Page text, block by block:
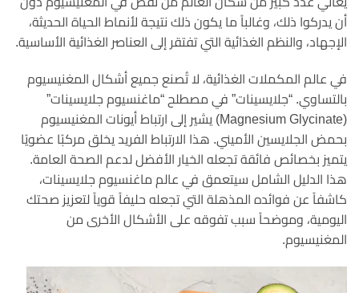
أن يدركوا ذلك، وغالباً ما يكون ذلك نتيجة لأنماط الحياة الحديثة،
الإجهاد، والنظم الغذائية التي تفتقر إلى العناصر الغذائية الأساسية.
في عالم المكملات الغذائية، لا تُصنع جميع أشكال المغنيسيوم
بالتساوي. “جلايسينات” في مصطلح “ماغنسيوم جلايسينات”
(Magnesium Glycinate) يشير إلى ارتباط أيونات المغنيسيوم
بحمض الجلايسين الأميني. هذا الارتباط الفريد يخلق مركبًا عضويًا
يتميز بخصائص فائقة تجعله الخيار الأفضل لدعم الصحة العامة.
هذا الدليل الشامل سيتعمق في عالم ماغنسيوم جلايسينات،
كاشفاً عن فوائده المذهلة التي تجعله حليفاً قوياً لتعزيز صحتك
اليومية، وموضحاً سبب تفوقه على الأشكال الأخرى من
المغنيسيوم.